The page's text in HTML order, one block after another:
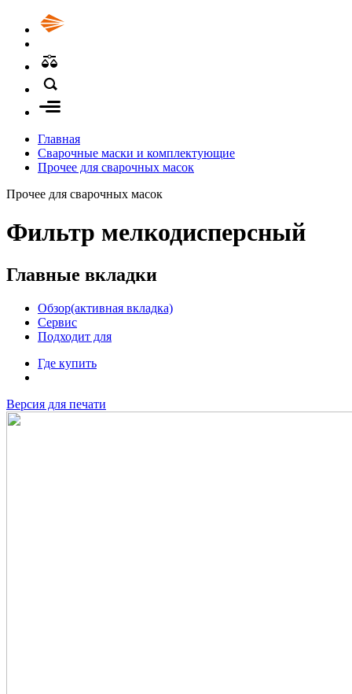
Главная
Сварочные маски и комплектующие
Прочее для сварочных масок
Прочее для сварочных масок
Фильтр мелкодисперсный
Главные вкладки
Обзор(активная вкладка)
Сервис
Подходит для
Где купить
Версия для печати